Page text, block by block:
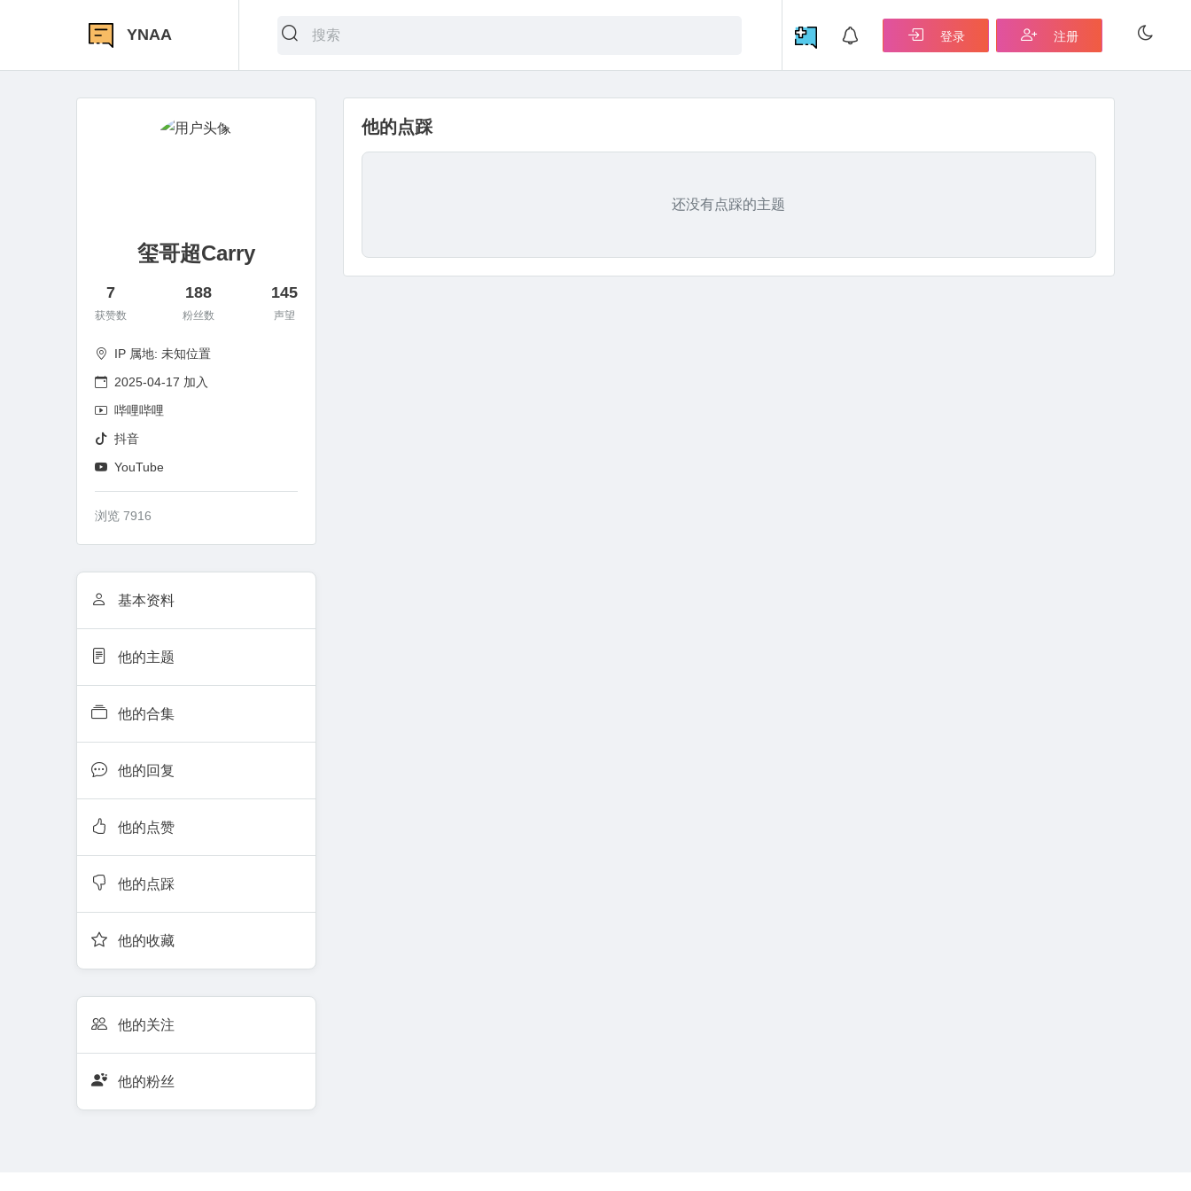
YNAA 登录 注册
玺哥超Carry
7
获赞数
188
粉丝数
145
声望
IP 属地: 未知位置
2025-04-17 加入
哔哩哔哩
抖音
YouTube
浏览 7916
基本资料
他的主题
他的合集
他的回复
他的点赞
他的点踩
他的收藏
他的关注
他的粉丝
他的点踩
还没有点踩的主题